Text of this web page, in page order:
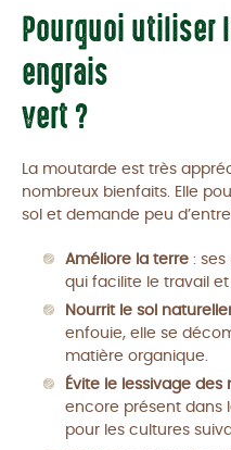
Pourquoi utiliser
engrais
vert ?
La moutarde est très
nombreux bienfaits. Elle
sol et demande peu
Améliore la terre : ses
qui facilite le travail
Nourrit le sol
enfouie, elle se
matière organique.
Évite le lessivage des
encore présent dans
pour les cultures